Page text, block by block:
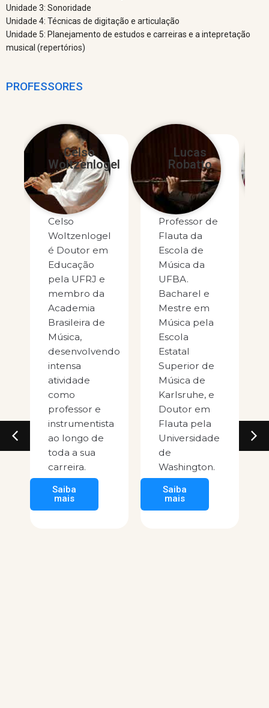
Unidade 3: Sonoridade
Unidade 4: Técnicas de digitação e articulação
Unidade 5: Planejamento de estudos e carreiras e a intepretação
musical (repertórios)
PROFESSORES
Celso
Woltzenlogel
Celso
Woltzenlogel
é Doutor em
Educação
pela UFRJ e
membro da
Academia
Brasileira de
Música,
desenvolvendo
intensa
atividade
como
professor e
instrumentista
ao longo de
toda a sua
carreira.
Saiba
mais
Lucas
Robatto
Professor de
Flauta da
Escola de
Música da
UFBA.
Bacharel e
Mestre em
Música pela
Escola
Estatal
Superior de
Música de
Karlsruhe, e
Doutor em
Flauta pela
Universidade
de
Washington.
Saiba
mais